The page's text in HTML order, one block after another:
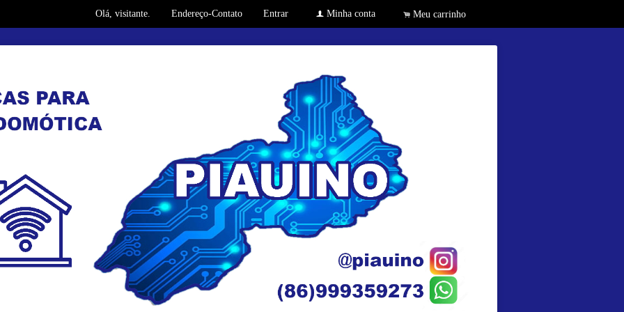
Olá, visitante. Endereço-Contato Entrar f Minha conta . Meu carrinho